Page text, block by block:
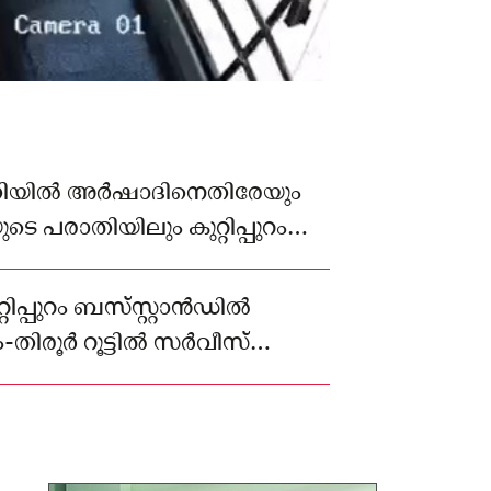
അർഷാദിനെതിരേയും
കുറ്റിപ്പുറം
ബസ്‌സ്റ്റാൻഡിൽ
തിരൂർ റൂട്ടിൽ സർവീസ്
കണ്ടക്ടർ അർഷാദ്